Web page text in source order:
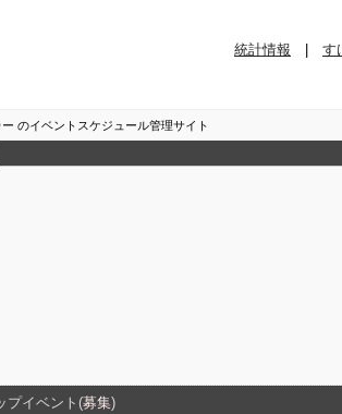
統計情報 | す
のイベントスケジュール管理サイト
プイベント(募集)